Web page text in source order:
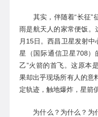
其实，伴随着“长征”
雨是航天人的家常便饭。
月15日 。西昌卫星发射中
星
（国际通信卫星708）
乙”火箭的首飞。这原本
果却出乎现场所有人的意
定轨迹， 触地爆炸，星箭
为什么？为什么？为